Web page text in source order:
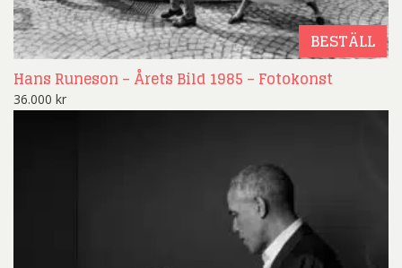
BESTÄLL
Hans Runeson – Årets Bild 1985 – Fotokonst
36.000 kr